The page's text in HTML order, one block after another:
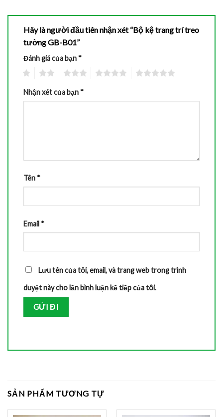
Hãy là người đầu tiên nhận xét “Bộ kệ trang trí treo
tường GB-B01”
Đánh giá của bạn *
Nhận xét của bạn *
Tên *
Email *
Lưu tên của tôi, email, và trang web trong trình
duyệt này cho lần bình luận kế tiếp của tôi.
SẢN PHẨM TƯƠNG TỰ